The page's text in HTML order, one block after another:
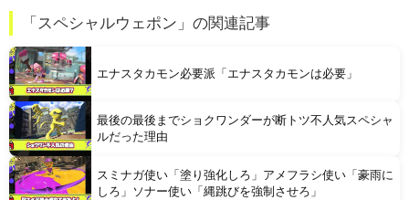
【悲報】 おわり。
Powered by livedoor 相互RSS
「スペシャルウェポン」の関連記事
エナスタカモン必要派「エナスタカモンは必要」
最後の最後までショクワンダーが断トツ不人気スペシャ
ルだった理由
スミナガ使い「塗り強化しろ」アメフラシ使い「豪雨に
しろ」ソナー使い「縄跳びを強制させろ」